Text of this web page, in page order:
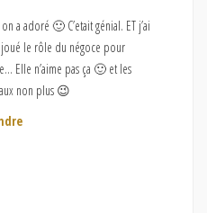
a adoré 🙂 C’etait génial. ET j’ai
joué le rôle du négoce pour
Elle n’aime pas ça 🙂 et les
non plus 😉